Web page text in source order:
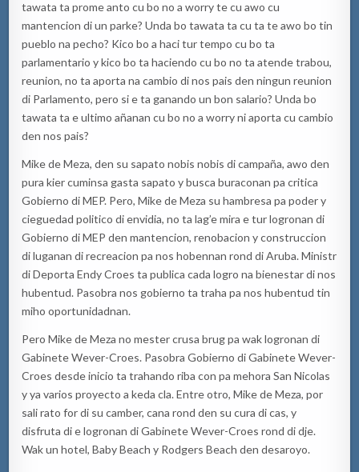
tawata ta prome anto cu bo no a worry te cu awo cu
mantencion di un parke? Unda bo tawata ta cu ta te awo bo tin
pueblo na pecho? Kico bo a haci tur tempo cu bo ta
parlamentario y kico bo ta haciendo cu bo no ta atende trabou,
reunion, no ta aporta na cambio di nos pais den ningun reunion
di Parlamento, pero si e ta ganando un bon salario? Unda bo
tawata ta e ultimo añanan cu bo no a worry ni aporta cu cambio
den nos pais?
Mike de Meza, den su sapato nobis nobis di campaña, awo den
pura kier cuminsa gasta sapato y busca buraconan pa critica
Gobierno di MEP. Pero, Mike de Meza su hambresa pa poder y
cieguedad politico di envidia, no ta lag’e mira e tur logronan di
Gobierno di MEP den mantencion, renobacion y construccion
di luganan di recreacion pa nos hobennan rond di Aruba. Ministr
di Deporta Endy Croes ta publica cada logro na bienestar di nos
hubentud. Pasobra nos gobierno ta traha pa nos hubentud tin
miho oportunidadnan.
Pero Mike de Meza no mester crusa brug pa wak logronan di
Gabinete Wever-Croes. Pasobra Gobierno di Gabinete Wever-
Croes desde inicio ta trahando riba con pa mehora San Nicolas
y ya varios proyecto a keda cla. Entre otro, Mike de Meza, por
sali rato for di su camber, cana rond den su cura di cas, y
disfruta di e logronan di Gabinete Wever-Croes rond di dje.
Wak un hotel, Baby Beach y Rodgers Beach den desaroyo.